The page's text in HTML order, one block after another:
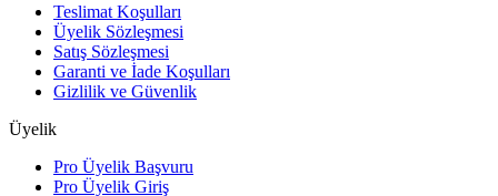
Teslimat Koşulları
Üyelik Sözleşmesi
Satış Sözleşmesi
Garanti ve İade Koşulları
Gizlilik ve Güvenlik
Üyelik
Pro Üyelik Başvuru
Pro Üyelik Giriş